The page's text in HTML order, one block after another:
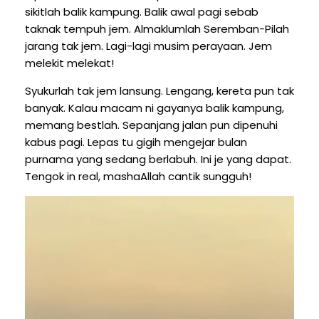
sikitlah balik kampung. Balik awal pagi sebab
taknak tempuh jem. Almaklumlah Seremban-Pilah
jarang tak jem. Lagi-lagi musim perayaan. Jem
melekit melekat!
Syukurlah tak jem lansung. Lengang, kereta pun tak
banyak. Kalau macam ni gayanya balik kampung,
memang bestlah. Sepanjang jalan pun dipenuhi
kabus pagi. Lepas tu gigih mengejar bulan
purnama yang sedang berlabuh. Ini je yang dapat.
Tengok in real, mashaAllah cantik sungguh!